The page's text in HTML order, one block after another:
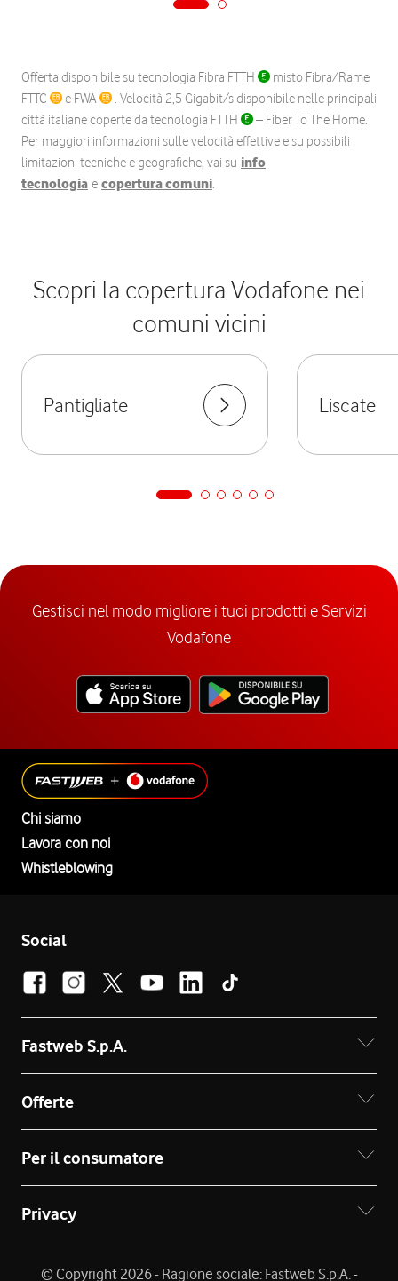
Offerta disponibile su tecnologia Fibra FTTH
misto Fibra/Rame
FTTC
e FWA
. Velocità 2,5 Gigabit/s disponibile nelle principali
città italiane coperte da tecnologia FTTH
– Fiber To The Home.
Per maggiori informazioni sulle velocità effettive e su possibili
limitazioni tecniche e geografiche, vai su info
tecnologia e copertura comuni.
Scopri la copertura Vodafone nei
comuni vicini
Pantigliate Liscate
Gestisci nel modo migliore i tuoi prodotti e Servizi
Vodafone
Chi siamo
Lavora con noi
Whistleblowing
Social
Fastweb S.p.A.
Offerte
Per il consumatore
Privacy
© Copyright 2026 - Ragione sociale: Fastweb S.p.A. -